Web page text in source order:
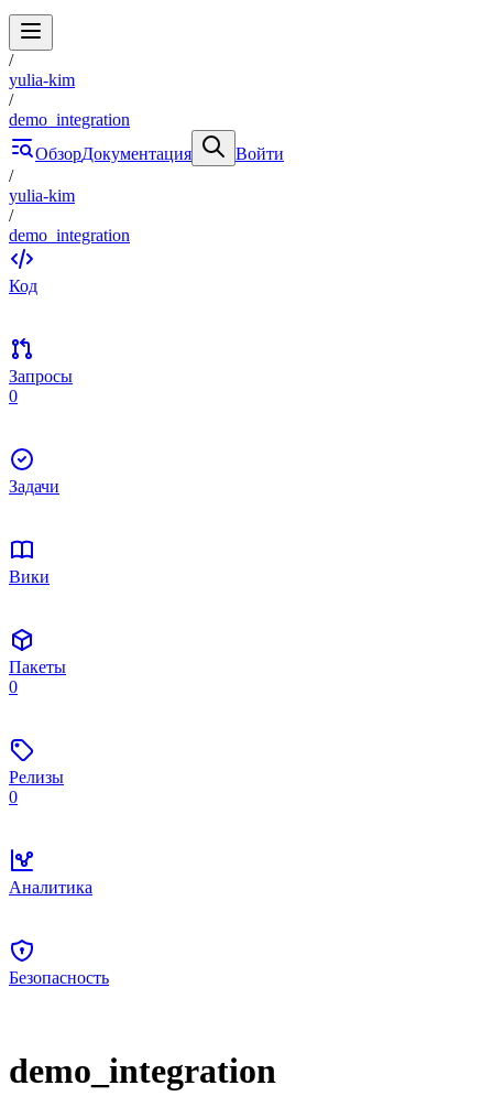
/
yulia-kim
/
demo_integration
ОбзорДокументация
Войти
/
yulia-kim
/
demo_integration
Код
Запросы
0
Задачи
Вики
Пакеты
0
Релизы
0
Аналитика
Безопасность
demo_integration